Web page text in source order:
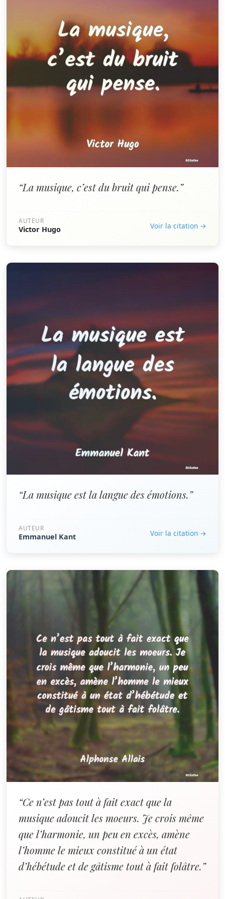
“La musique, c’est du bruit qui pense.”
AUTEUR
Victor Hugo Voir la citation →
“La musique est la langue des émotions.”
AUTEUR
Emmanuel Kant Voir la citation →
“Ce n’est pas tout à fait exact que la
musique adoucit les moeurs. Je crois même
que l’harmonie, un peu en excès, amène
l’homme le mieux constitué à un état
d’hébétude et de gâtisme tout à fait folâtre.”